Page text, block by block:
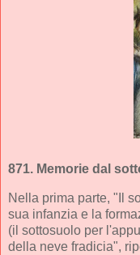
871. Memorie dal
Nella prima parte, "Il
sua infanzia e la
(il sottosuolo per
della neve fradicia",